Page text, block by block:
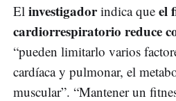
El investigadorindica que el
cardiorrespiratorio reduce
“pueden limitarlo varios
cardíaca y pulmonar, el
muscular”. “Mantener un